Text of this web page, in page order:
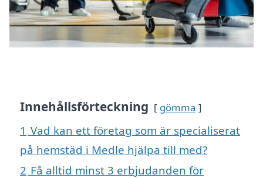
Innehållsförteckning gömma
1 Vad kan ett företag som är specialiserat
på hemstäd i Medle hjälpa till med?
2 Få alltid minst 3 erbjudanden för